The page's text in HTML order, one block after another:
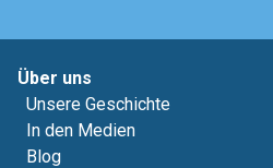
Über uns
Unsere Geschichte
In den Medien
Blog